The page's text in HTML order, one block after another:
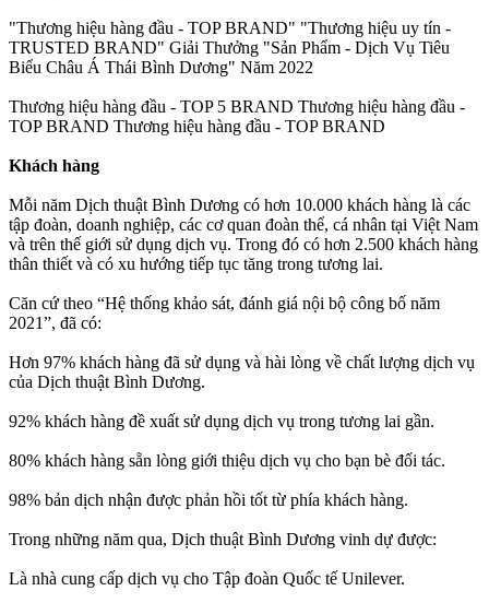
"Thương hiệu hàng đầu - TOP BRAND" "Thương hiệu uy tín -
TRUSTED BRAND" Giải Thưởng "Sản Phẩm - Dịch Vụ Tiêu
Biểu Châu Á Thái Bình Dương" Năm 2022
Thương hiệu hàng đầu - TOP 5 BRAND Thương hiệu hàng đầu -
TOP BRAND Thương hiệu hàng đầu - TOP BRAND
Khách hàng
Mỗi năm Dịch thuật Bình Dương có hơn 10.000 khách hàng là các
tập đoàn, doanh nghiệp, các cơ quan đoàn thể, cá nhân tại Việt Nam
và trên thế giới sử dụng dịch vụ. Trong đó có hơn 2.500 khách hàng
thân thiết và có xu hướng tiếp tục tăng trong tương lai.
Căn cứ theo “Hệ thống khảo sát, đánh giá nội bộ công bố năm
2021”, đã có:
Hơn 97% khách hàng đã sử dụng và hài lòng về chất lượng dịch vụ
của Dịch thuật Bình Dương.
92% khách hàng đề xuất sử dụng dịch vụ trong tương lai gần.
80% khách hàng sẵn lòng giới thiệu dịch vụ cho bạn bè đối tác.
98% bản dịch nhận được phản hồi tốt từ phía khách hàng.
Trong những năm qua, Dịch thuật Bình Dương vinh dự được:
Là nhà cung cấp dịch vụ cho Tập đoàn Quốc tế Unilever.